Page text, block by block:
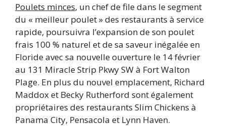
Poulets minces, un chef de file dans le segment
du « meilleur poulet » des restaurants à service
rapide, poursuivra l’expansion de son poulet
frais 100 % naturel et de sa saveur inégalée en
Floride avec sa nouvelle ouverture le 14 février
au 131 Miracle Strip Pkwy SW à Fort Walton
Plage. En plus du nouvel emplacement, Richard
Maddox et Becky Rutherford sont également
propriétaires des restaurants Slim Chickens à
Panama City, Pensacola et Lynn Haven.